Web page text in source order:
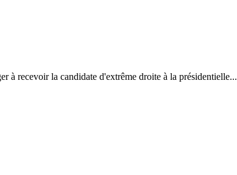
à recevoir la candidate d'extrême droite à la présidentielle...